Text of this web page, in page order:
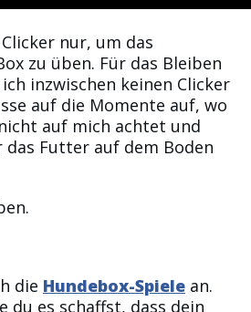
nur, um das
zu üben. Für das Bleiben
inzwischen keinen Clicker
auf die Momente auf, wo
auf mich achtet und
Futter auf dem Boden
die Hundebox-Spiele an.
du es schaffst, dass dein